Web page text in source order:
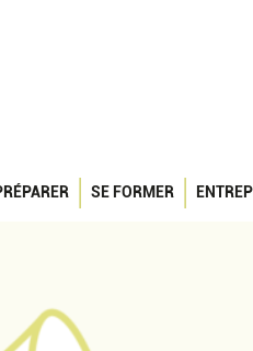
SE FORMER